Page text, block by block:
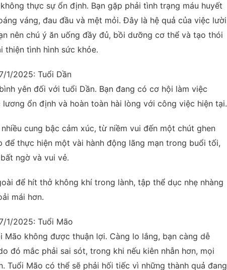
thực sự ổn định. Bạn gặp phải tình trạng máu huyết
váng, đau đầu và mệt mỏi. Đây là hệ quả của việc lười
nên chú ý ăn uống đầy đủ, bồi dưỡng cơ thể và tạo thói
thiện tình hình sức khỏe.
1/2025: Tuổi Dần
yên đối với tuổi Dần. Bạn đang có cơ hội làm việc
ổn định và hoàn toàn hài lòng với công việc hiện tại.
cung bậc cảm xúc, từ niềm vui đến một chút ghen
thực hiện một vài hành động lãng mạn trong buổi tối,
ngờ và vui vẻ.
để hít thở không khí trong lành, tập thể dục nhẹ nhàng
mái hơn.
1/2025: Tuổi Mão
không được thuận lợi. Càng lo lắng, bạn càng dễ
đó mắc phải sai sót, trong khi nếu kiên nhẫn hơn, mọi
Tuổi Mão có thể sẽ phải hối tiếc vì những thành quả đang